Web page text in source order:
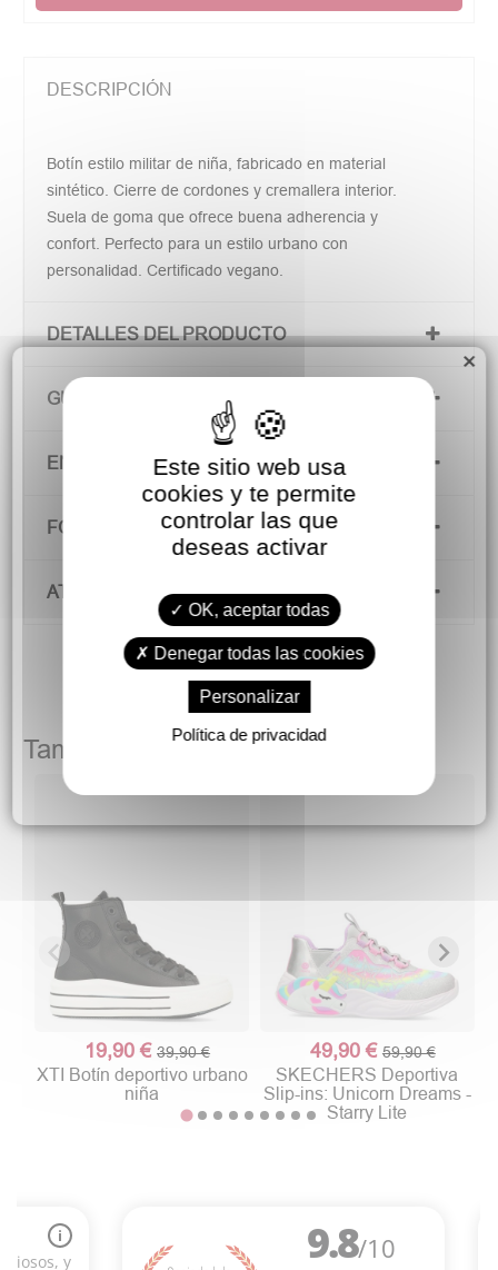
DESCRIPCIÓN
Botín estilo militar de niña, fabricado en material
sintético. Cierre de cordones y cremallera interior.
Suela de goma que ofrece buena adherencia y
confort. Perfecto para un estilo urbano con
personalidad. Certificado vegano.
DETALLES DEL PRODUCTO
GUÍA DE TALLAS
ENVÍOS Y DEVOLUCIONES
FORMAS DE PAGO
ATENCIÓN AL CLIENTE
También podría gustarte
19,90 €39,90 €
XTI Botín deportivo urbano
niña
49,90 € 59,90 €
SKECHERS Deportiva
Slip-ins: Unicorn Dreams -
Starry Lite
×
Este sitio web usa
cookies y te permite
controlar las que
deseas activar
OK, aceptar todas
Denegar todas las cookies
Personalizar
Política de privacidad